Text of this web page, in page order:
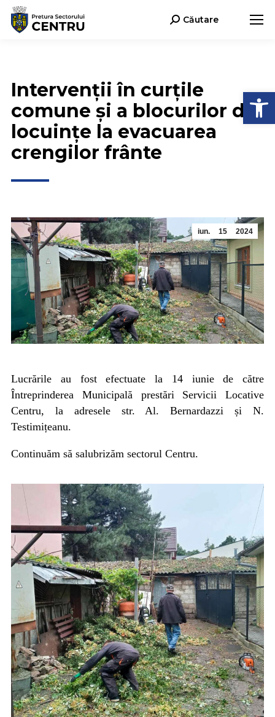
Search:Căutare
Intervenții în curțile
comune și a blocurilor de
locuințe la evacuarea
crengilor frânte
iun. 15 2024
Lucrările au fost efectuate la 14 iunie de către
Întreprinderea Municipală prestări Servicii Locative
Centru, la adresele str. Al. Bernardazzi și N.
Testimițeanu.
Continuăm să salubrizăm sectorul Centru.